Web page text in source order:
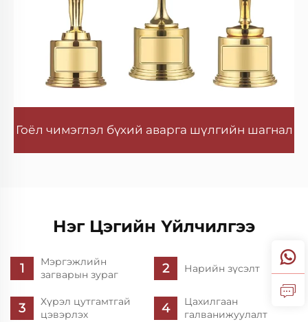
Гоёл чимэглэл бүхий аварга шүлгийн шагнал
Нэг Цэгийн Үйлчилгээ
Мэргэжлийн
загварын зураг
Нарийн зүсэлт
Хүрэл цутгамтгай
цэвэрлэх
Цахилгаан
галванижуулалт